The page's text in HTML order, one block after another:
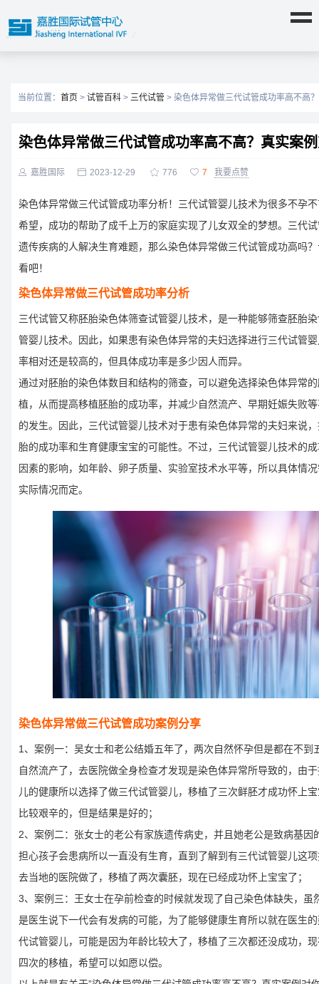
当前位置： 首页 > 试管百科 > 三代试管 > 染色体异常做三代试管成功率高不高
染色体异常做三代试管成功率高不高？真实案
 嘉胜国际  2023-12-29  776  7 我要点赞
染色体异常做三代试管成功率分析！三代试管婴儿技术为很多不孕
希望，成功的帮助了成千上万的家庭实现了儿女双全的梦想。三代
遗传疾病的人解决生育难题，那么染色体异常做三代试管成功高吗
看吧！
染色体异常做三代试管成功率分析
三代试管又称胚胎染色体筛查试管婴儿技术，是一种能够筛查胚胎
管婴儿技术。因此，如果患有染色体异常的夫妇选择进行三代试管
率相对还是较高的，但具体成功率是多少因人而异。
通过对胚胎的染色体数目和结构的筛查，可以避免选择染色体异常
植，从而提高移植胚胎的成功率，并减少自然流产、早期妊娠失败
的发生。因此，三代试管婴儿技术对于患有染色体异常的夫妇来说
胎的成功率和生育健康宝宝的可能性。不过，三代试管婴儿技术的
因素的影响，如年龄、卵子质量、实验室技术水平等，所以具体情
实际情况而定。
染色体异常做三代试管成功案例分享
1、案例一：吴女士和老公结婚五年了，两次自然怀孕但是都在不到
自然流产了，去医院做全身检查才发现是染色体异常所导致的，由
儿的健康所以选择了做三代试管婴儿，移植了三次鲜胚才成功怀上
比较艰辛的，但是结果是好的；
2、案例二：张女士的老公有家族遗传病史，并且她老公是致病基因
担心孩子会患病所以一直没有生育，直到了解到有三代试管婴儿这
去当地的医院做了，移植了两次囊胚，现在已经成功怀上宝宝了；
3、案例三：王女士在孕前检查的时候就发现了自己染色体缺失，虽
是医生说下一代会有发病的可能，为了能够健康生育所以就在医生
代试管婴儿，可能是因为年龄比较大了，移植了三次都还没成功，
四次的移植，希望可以如愿以偿。